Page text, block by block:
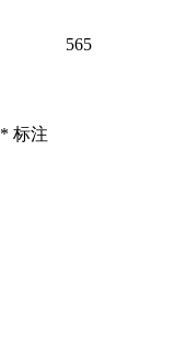
565
* 标注